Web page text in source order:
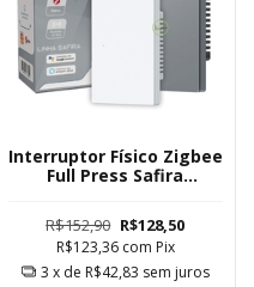
Interruptor Físico Zigbee
Full Press Safira
R$152,90 R$128,50
R$123,36 com Pix
3 x de R$42,83 sem juros